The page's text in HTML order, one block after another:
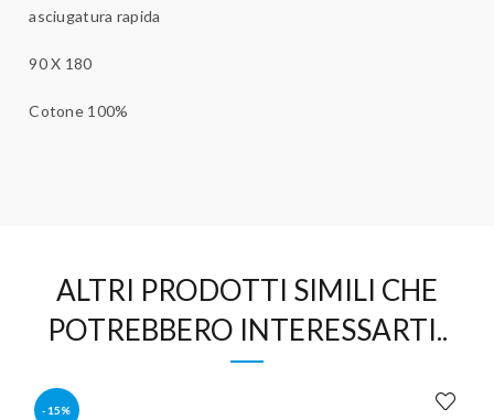
asciugatura rapida
90 X 180
Cotone 100%
ALTRI PRODOTTI SIMILI CHE
POTREBBERO INTERESSARTI..
-15%